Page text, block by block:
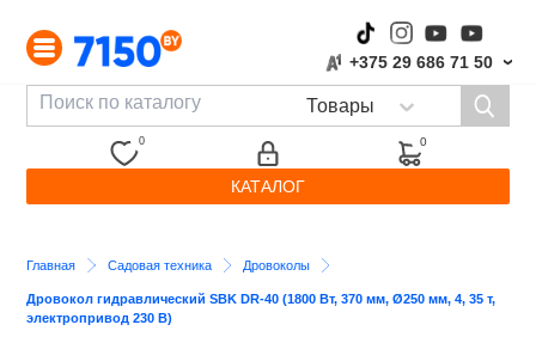
+375 29 686 71 50 ›
0 0
КАТАЛОГ
Главная Садовая техника Дровоколы
Дровокол гидравлический SBK DR-40 (1800 Вт, 370 мм, Ø250 мм, 4, 35 т,
электропривод 230 В)